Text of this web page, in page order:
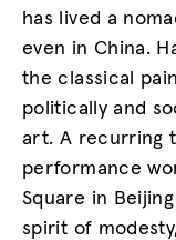
has lived a
even in China.
the classical
politically and
art. A recurring
performance
Square in
spirit of